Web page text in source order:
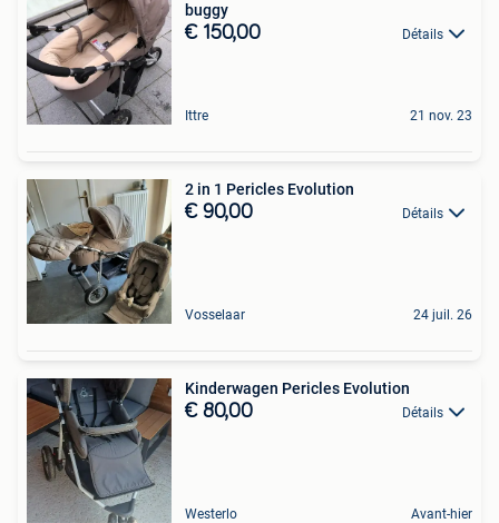
buggy
€ 150,00 Détails
Ittre 21 nov. 23
2 in 1 Pericles Evolution
€ 90,00 Détails
Vosselaar 24 juil. 26
Kinderwagen Pericles Evolution
€ 80,00 Détails
Westerlo Avant-hier